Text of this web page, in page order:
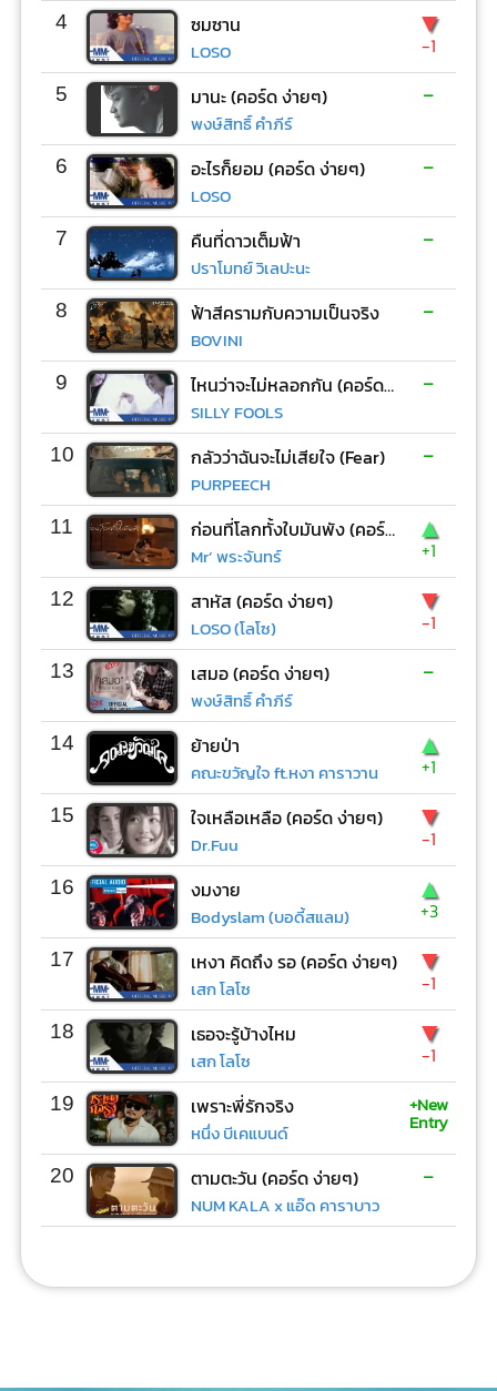
4 ซมซาน
LOSO
▼
-1
5 มานะ (คอร์ด ง่ายๆ)
พงษ์สิทธิ์ คำภีร์
-
6 อะไรก็ยอม (คอร์ด ง่ายๆ)
LOSO
-
7 คืนที่ดาวเต็มฟ้า
ปราโมทย์ วิเลปะนะ
-
8 ฟ้าสีครามกับความเป็นจริง
BOVINI
-
9 ไหนว่าจะไม่หลอกกัน (คอร์ด ง่ายๆ)
SILLY FOOLS
-
10 กลัวว่าฉันจะไม่เสียใจ (Fear)
PURPEECH
-
11 ก่อนที่โลกทั้งใบมันพัง (คอร์ด ง่ายๆ)
Mr’ พระจันทร์
▲
+1
12 สาหัส (คอร์ด ง่ายๆ)
LOSO (โลโซ)
▼
-1
13 เสมอ (คอร์ด ง่ายๆ)
พงษ์สิทธิ์ คำภีร์
-
14 ย้ายป่า
คณะขวัญใจ ft.หงา คาราวาน
▲
+1
15 ใจเหลือเหลือ (คอร์ด ง่ายๆ)
Dr.Fuu
▼
-1
16 งมงาย
Bodyslam (บอดี้สแลม)
▲
+3
17 เหงา คิดถึง รอ (คอร์ด ง่ายๆ)
เสก โลโซ
▼
-1
18 เธอจะรู้บ้างไหม
เสก โลโซ
▼
-1
19 เพราะพี่รักจริง
หนึ่ง บีเคแบนด์
+New
Entry
20 ตามตะวัน (คอร์ด ง่ายๆ)
NUM KALA x แอ๊ด คาราบาว
-